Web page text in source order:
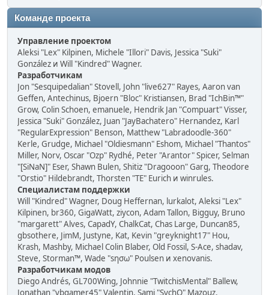
Команде проекта
Управление проектом
Aleksi "Lex" Kilpinen, Michele "Illori" Davis, Jessica "Suki"
González и Will "Kindred" Wagner.
Разработчикам
Jon "Sesquipedalian" Stovell, John "live627" Rayes, Aaron van
Geffen, Antechinus, Bjoern "Bloc" Kristiansen, Brad "IchBin™"
Grow, Colin Schoen, emanuele, Hendrik Jan "Compuart" Visser,
Jessica "Suki" González, Juan "JayBachatero" Hernandez, Karl
"RegularExpression" Benson, Matthew "Labradoodle-360"
Kerle, Grudge, Michael "Oldiesmann" Eshom, Michael "Thantos"
Miller, Norv, Oscar "Ozp" Rydhé, Peter "Arantor" Spicer, Selman
"[SiNaN]" Eser, Shawn Bulen, Shitiz "Dragooon" Garg, Theodore
"Orstio" Hildebrandt, Thorsten "TE" Eurich и winrules.
Специалистам поддержки
Will "Kindred" Wagner, Doug Heffernan, lurkalot, Aleksi "Lex"
Kilpinen, br360, GigaWatt, ziycon, Adam Tallon, Bigguy, Bruno
"margarett" Alves, CapadY, ChalkCat, Chas Large, Duncan85,
gbsothere, JimM, Justyne, Kat, Kevin "greyknight17" Hou,
Krash, Mashby, Michael Colin Blaber, Old Fossil, S-Ace, shadav,
Steve, Storman™, Wade "sησω" Poulsen и xenovanis.
Разработчикам модов
Diego Andrés, GL700Wing, Johnnie "TwitchisMental" Ballew,
Jonathan "vbgamer45" Valentin, Sami "SychO" Mazouz,